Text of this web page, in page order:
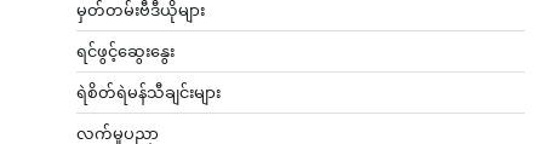
မှတ်တမ်းဗီဒီယိုများ
ရင်ဖွင့်ဆွေးနွေး
ရဲစိတ်ရဲမန်သီချင်းများ
လက်မှုပညာ